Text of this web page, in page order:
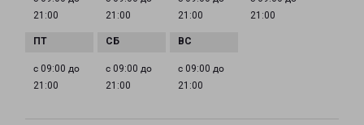
21:00
21:00
21:00
21:00
с 09:00 до
21:00
с 09:00 до
21:00
с 09:00 до
21:00